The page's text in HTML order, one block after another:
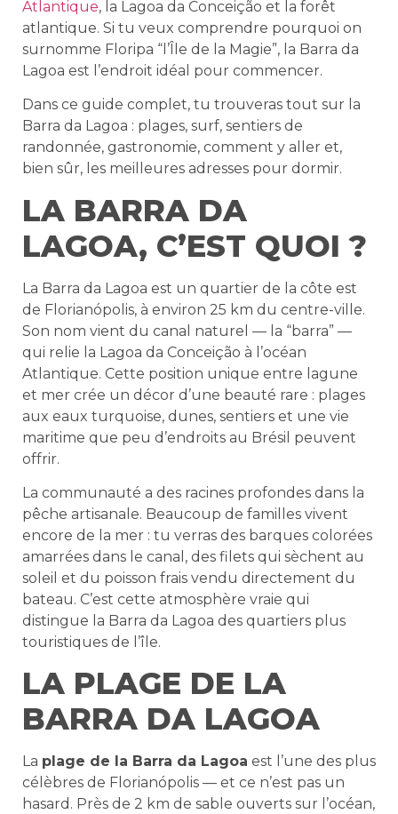
Atlantique, la Lagoa da Conceição et la forêt
atlantique. Si tu veux comprendre pourquoi on
surnomme Floripa “l’Île de la Magie”, la Barra da
Lagoa est l’endroit idéal pour commencer.
Dans ce guide complet, tu trouveras tout sur la
Barra da Lagoa : plages, surf, sentiers de
randonnée, gastronomie, comment y aller et,
bien sûr, les meilleures adresses pour dormir.
LA BARRA DA
LAGOA, C’EST QUOI ?
La Barra da Lagoa est un quartier de la côte est
de Florianópolis, à environ 25 km du centre-ville.
Son nom vient du canal naturel — la “barra” —
qui relie la Lagoa da Conceição à l’océan
Atlantique. Cette position unique entre lagune
et mer crée un décor d’une beauté rare : plages
aux eaux turquoise, dunes, sentiers et une vie
maritime que peu d’endroits au Brésil peuvent
offrir.
La communauté a des racines profondes dans la
pêche artisanale. Beaucoup de familles vivent
encore de la mer : tu verras des barques colorées
amarrées dans le canal, des filets qui sèchent au
soleil et du poisson frais vendu directement du
bateau. C’est cette atmosphère vraie qui
distingue la Barra da Lagoa des quartiers plus
touristiques de l’île.
LA PLAGE DE LA
BARRA DA LAGOA
La plage de la Barra da Lagoa est l’une des plus
célèbres de Florianópolis — et ce n’est pas un
hasard. Près de 2 km de sable ouverts sur l’océan,